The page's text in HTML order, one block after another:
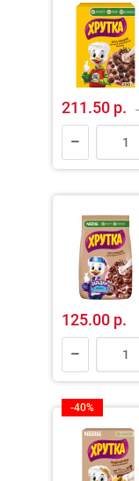
211.50 р.
125.00 р.
-40%